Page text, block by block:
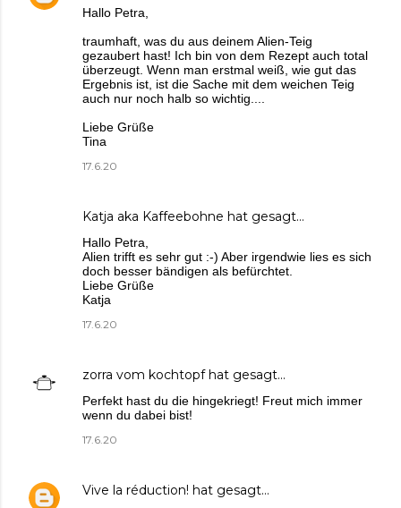
Hallo Petra,
traumhaft, was du aus deinem Alien-Teig
gezaubert hast! Ich bin von dem Rezept auch total
überzeugt. Wenn man erstmal weiß, wie gut das
Ergebnis ist, ist die Sache mit dem weichen Teig
auch nur noch halb so wichtig....
Liebe Grüße
Tina
17.6.20
Katja aka Kaffeebohne hat gesagt…
Hallo Petra,
Alien trifft es sehr gut :-) Aber irgendwie lies es sich
doch besser bändigen als befürchtet.
Liebe Grüße
Katja
17.6.20
zorra vom kochtopfhat gesagt…
Perfekt hast du die hingekriegt! Freut mich immer
wenn du dabei bist!
17.6.20
Vive la réduction! hat gesagt…